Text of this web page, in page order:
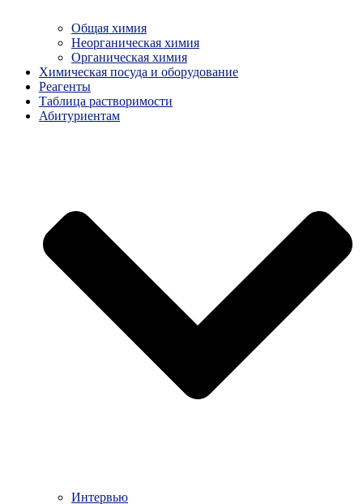
Общая химия
Неорганическая химия
Органическая химия
Химическая посуда и оборудование
Реагенты
Таблица растворимости
Абитуриентам
Интервью